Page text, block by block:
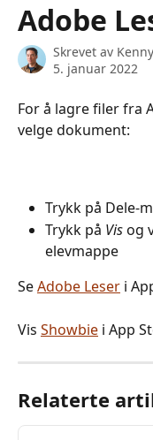
Adobe
Skrevet av
5. januar 2022
For å lagre filer fra
velge dokument:
Trykk på Dele-
Trykk på Vis og
elevmappe
Se Adobe Leser i
Vis Showbie i App
Relaterte